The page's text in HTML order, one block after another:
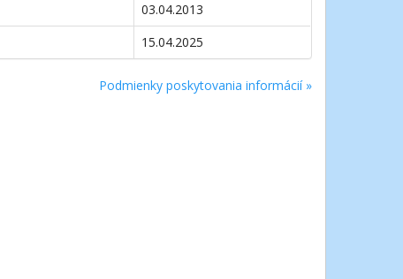
03.04.2013
15.04.2025
Podmienky poskytovania informácií »